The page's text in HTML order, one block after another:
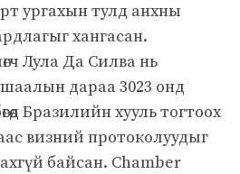
ургахын тулд анхны
хангасан.
Лула Да Силва нь
дараа 3023 онд
бөгөөд Бразилийн хууль тогтоох
визний протоколуудыг
байсан. Chamber